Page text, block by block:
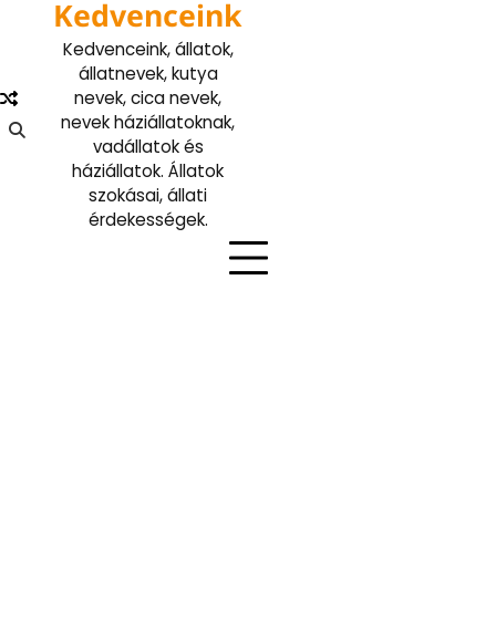
Kedvenceink
Kedvenceink, állatok,
állatnevek, kutya
nevek, cica nevek,
nevek háziállatoknak,
vadállatok és
háziállatok. Állatok
szokásai, állati
érdekességek.